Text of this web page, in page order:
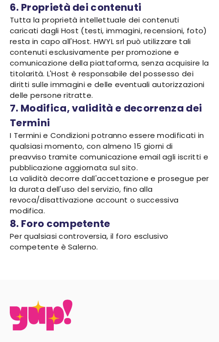
6. Proprietà dei contenuti
Tutta la proprietà intellettuale dei contenuti
caricati dagli Host (testi, immagini, recensioni, foto)
resta in capo all'Host. HWYL srl può utilizzare tali
contenuti esclusivamente per promozione e
comunicazione della piattaforma, senza acquisire la
titolarità. L'Host è responsabile del possesso dei
diritti sulle immagini e delle eventuali autorizzazioni
delle persone ritratte.
7. Modifica, validità e decorrenza dei
Termini
I Termini e Condizioni potranno essere modificati in
qualsiasi momento, con almeno 15 giorni di
preavviso tramite comunicazione email agli iscritti e
pubblicazione aggiornata sul sito.
La validità decorre dall'accettazione e prosegue per
la durata dell'uso del servizio, fino alla
revoca/disattivazione account o successiva
modifica.
8. Foro competente
Per qualsiasi controversia, il foro esclusivo
competente è Salerno.